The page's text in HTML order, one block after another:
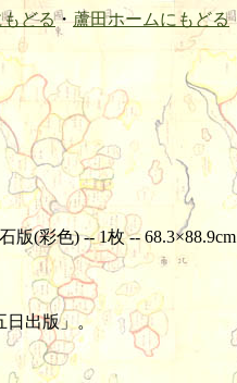
どる・ 蘆田ホームにもどる
版(彩色) -- 1枚 -- 68.3×88.9cm
日出版」。